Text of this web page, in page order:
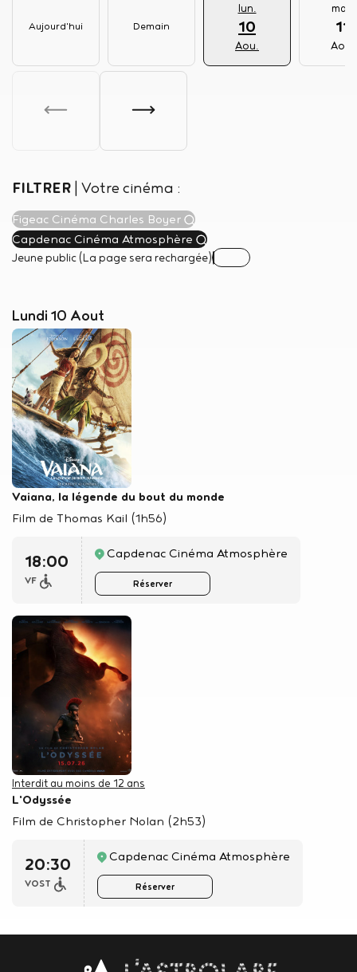
Aujourd'hui Demain
lun.
10
Aou.
mar.
11
Aou.
FILTRER Votre cinéma :
Figeac Cinéma Charles Boyer
Capdenac Cinéma Atmosphère
Jeune public (La page sera rechargée)
Activez ou désactivez pour afficher les séances des films très
Lundi 10 Aout
Vaiana, la légende du bout du monde
Film de Thomas Kail (1h56)
18:00
VF
Capdenac Cinéma Atmosphère
Réserver
Interdit au moins de 12 ans
L'Odyssée
Film de Christopher Nolan (2h53)
20:30
VOST
Capdenac Cinéma Atmosphère
Réserver